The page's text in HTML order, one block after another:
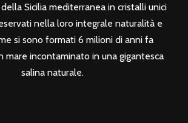
Sicilia mediterranea in cristalli unici
nella loro integrale naturalità e
si sono formati 6 milioni di anni fa
mare incontaminato in una gigantesca
salina naturale.